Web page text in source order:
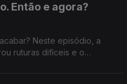
Então e agora?
Neste episódio, a
ruturas difíceis e o